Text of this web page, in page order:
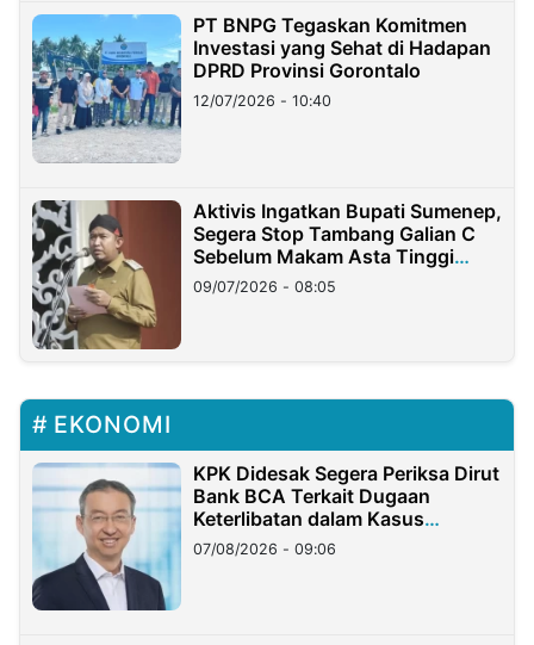
PT BNPG Tegaskan Komitmen
Investasi yang Sehat di Hadapan
DPRD Provinsi Gorontalo
12/07/2026 - 10:40
Aktivis Ingatkan Bupati Sumenep,
Segera Stop Tambang Galian C
Sebelum Makam Asta Tinggi
Longsor
09/07/2026 - 08:05
EKONOMI
KPK Didesak Segera Periksa Dirut
Bank BCA Terkait Dugaan
Keterlibatan dalam Kasus
Hilangnya Dana Nasabah Rp2,58
Miliar
07/08/2026 - 09:06